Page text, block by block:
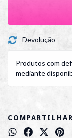
Devolução
Produtos com
mediante